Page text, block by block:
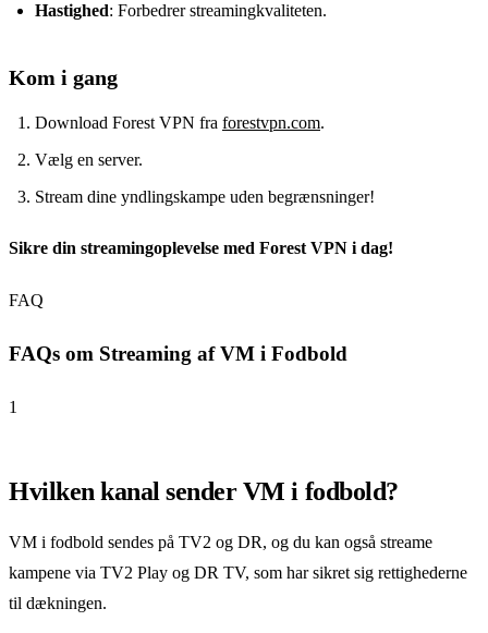
Hastighed: Forbedrer streamingkvaliteten.
Kom i gang
Download Forest VPN fra forestvpn.com.
Vælg en server.
Stream dine yndlingskampe uden begrænsninger!
Sikre din streamingoplevelse med Forest VPN i dag!
FAQ
FAQs om Streaming af VM i Fodbold
1
Hvilken kanal sender VM i fodbold?
VM i fodbold sendes på TV2 og DR, og du kan også streame
kampene via TV2 Play og DR TV, som har sikret sig rettighederne
til dækningen.